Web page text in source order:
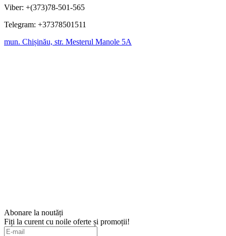
Viber: +(373)78-501-565
Telegram: +37378501511
mun. Chișinău, str. Mesterul Manole 5A
Abonare la noutăți
Fiți la curent cu noile oferte și promoții!